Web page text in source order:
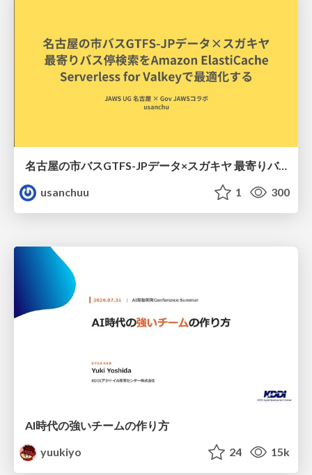
名古屋の市バスGTFS-JPデータ×スガキヤ 最寄りバス停検索をAmazon ElastiCache Serverless for Valkeyで最適化する
usanchuu
1 300
AI時代の強いチームの作り方
yuukiyo
24 15k